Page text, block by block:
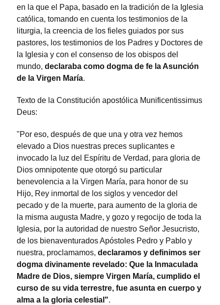
en la que el Papa, basado en la tradición de la Iglesia
católica, tomando en cuenta los testimonios de la
liturgia, la creencia de los fieles guiados por sus
pastores, los testimonios de los Padres y Doctores de
la Iglesia y con el consenso de los obispos del
mundo, declaraba como dogma de fe la Asunción
de la Virgen María.
Texto de la Constitución apostólica Munificentissimus
Deus:
"Por eso, después de que una y otra vez hemos
elevado a Dios nuestras preces suplicantes e
invocado la luz del Espíritu de Verdad, para gloria de
Dios omnipotente que otorgó su particular
benevolencia a la Virgen María, para honor de su
Hijo, Rey inmortal de los siglos y vencedor del
pecado y de la muerte, para aumento de la gloria de
la misma augusta Madre, y gozo y regocijo de toda la
Iglesia, por la autoridad de nuestro Señor Jesucristo,
de los bienaventurados Apóstoles Pedro y Pablo y
nuestra, proclamamos, declaramos y definimos ser
dogma divinamente revelado: Que la Inmaculada
Madre de Dios, siempre Virgen María, cumplido el
curso de su vida terrestre, fue asunta en cuerpo y
alma a la gloria celestial".